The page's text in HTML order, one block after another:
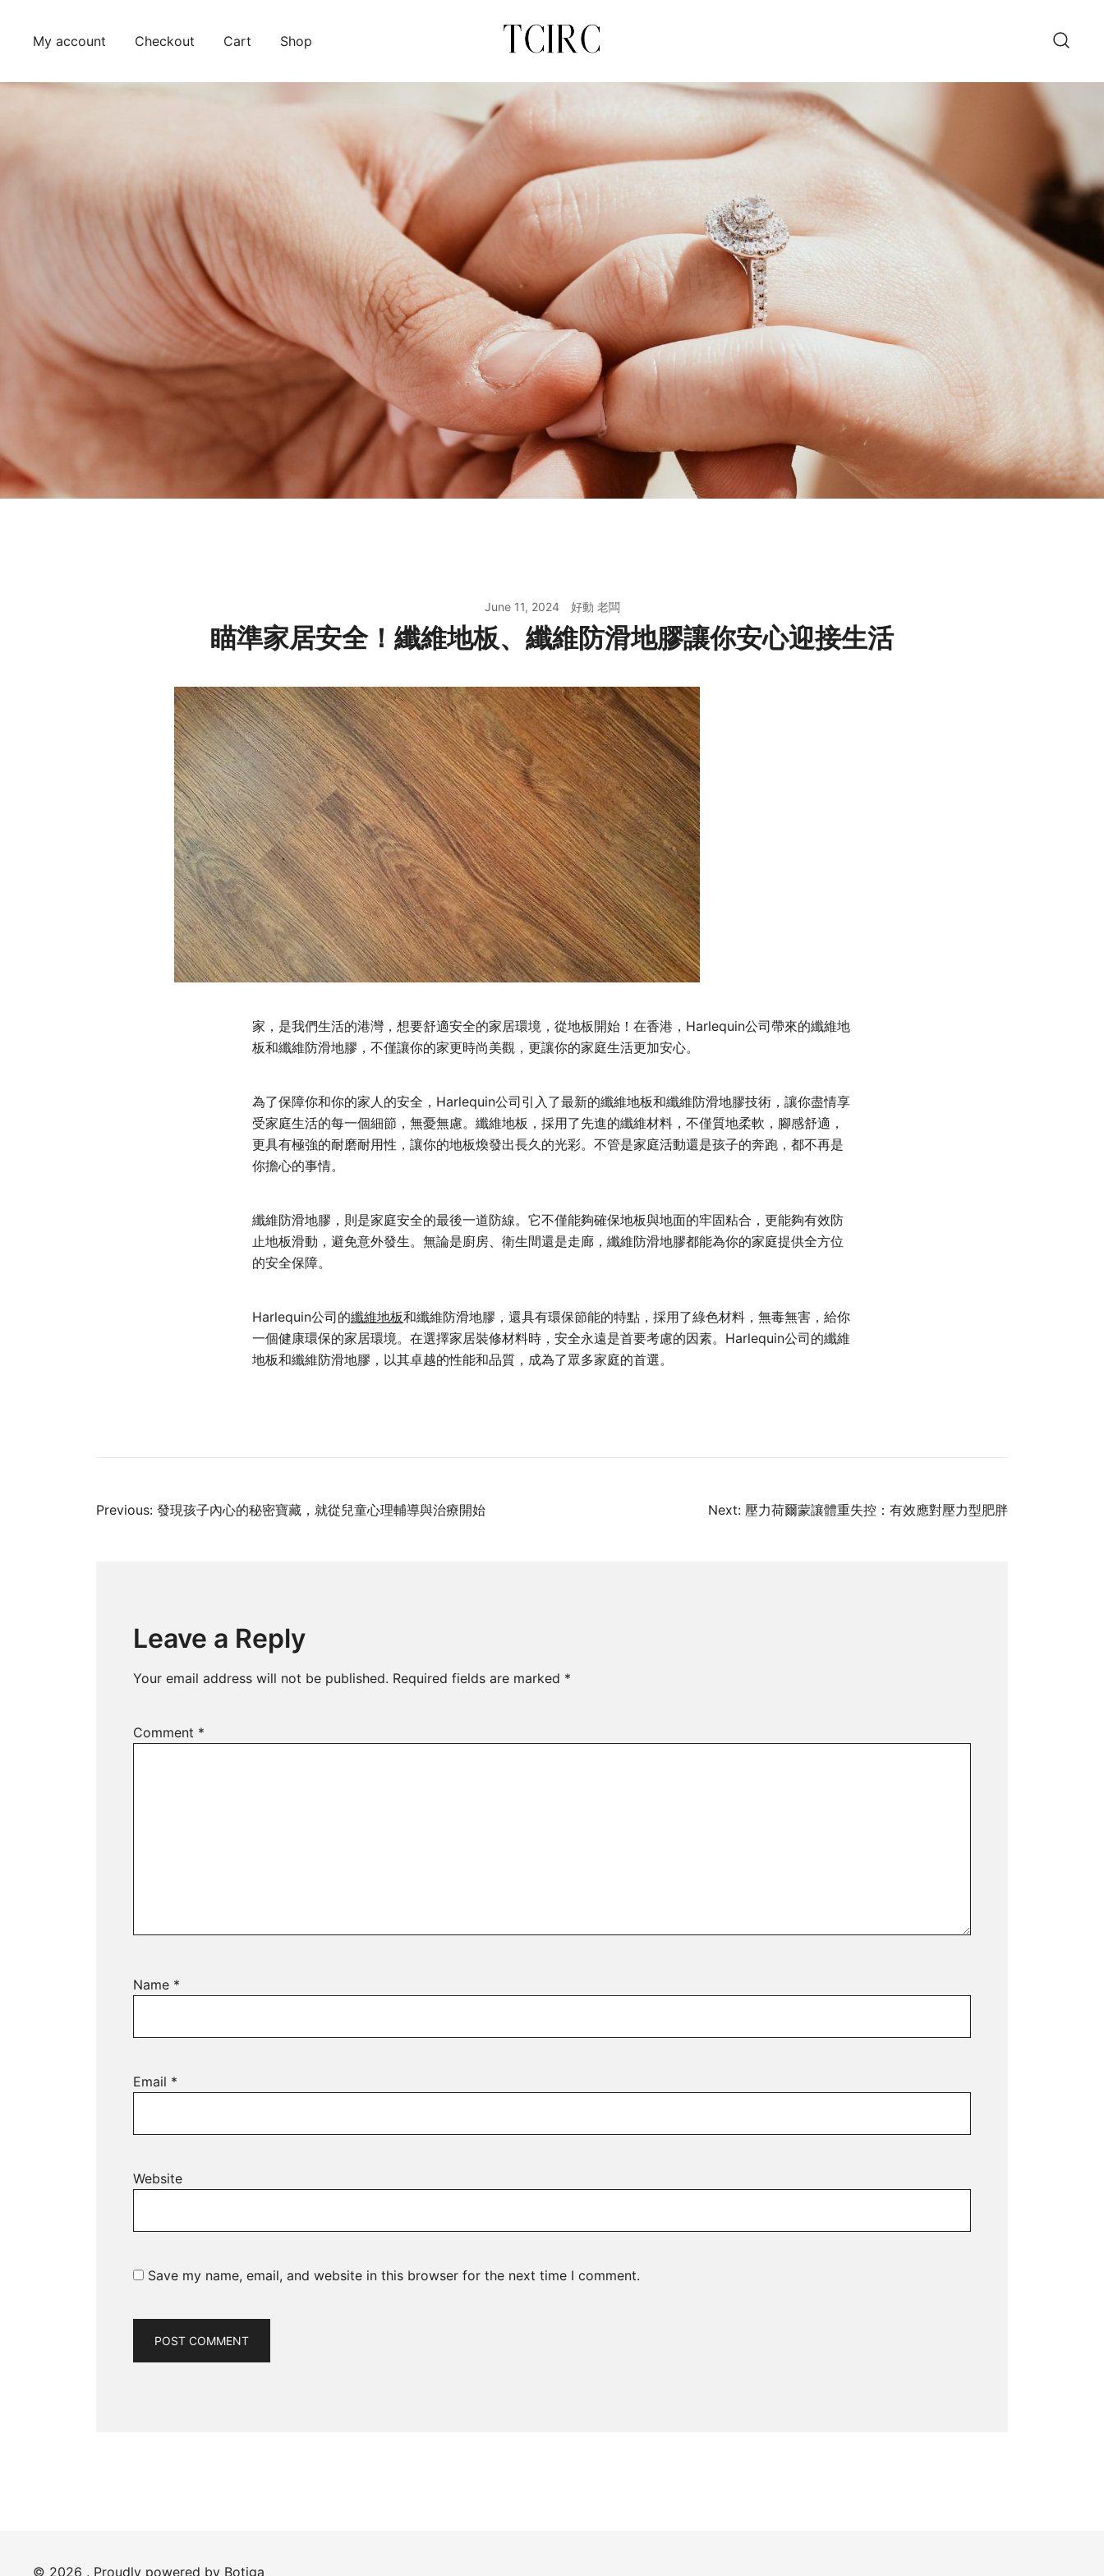
content
My account Checkout Cart Shop
June 11, 2024 好動 老闆
瞄準家居安全！纖維地板、纖維防滑地膠讓你安心迎接生活
家，是我們生活的港灣，想要舒適安全的家居環境，從地板開始！在香港，Harlequin公司帶來的纖維地
板和纖維防滑地膠，不僅讓你的家更時尚美觀，更讓你的家庭生活更加安心。
為了保障你和你的家人的安全，Harlequin公司引入了最新的纖維地板和纖維防滑地膠技術，讓你盡情享
受家庭生活的每一個細節，無憂無慮。纖維地板，採用了先進的纖維材料，不僅質地柔軟，腳感舒適，
更具有極強的耐磨耐用性，讓你的地板煥發出長久的光彩。不管是家庭活動還是孩子的奔跑，都不再是
你擔心的事情。
纖維防滑地膠，則是家庭安全的最後一道防線。它不僅能夠確保地板與地面的牢固粘合，更能夠有效防
止地板滑動，避免意外發生。無論是廚房、衛生間還是走廊，纖維防滑地膠都能為你的家庭提供全方位
的安全保障。
Harlequin公司的纖維地板和纖維防滑地膠，還具有環保節能的特點，採用了綠色材料，無毒無害，給你
一個健康環保的家居環境。在選擇家居裝修材料時，安全永遠是首要考慮的因素。Harlequin公司的纖維
地板和纖維防滑地膠，以其卓越的性能和品質，成為了眾多家庭的首選。
Post
Previous: 發現孩子內心的秘密寶藏，就從兒童心理輔導與治療開始 Next: 壓力荷爾蒙讓體重失控：有效應對壓力型肥胖
Leave a Reply
Your email address will not be published. Required fields are marked *
Comment *
Name *
Email *
Website
Save my name, email, and website in this browser for the next time I comment.
© 2026 . Proudly powered by Botiga